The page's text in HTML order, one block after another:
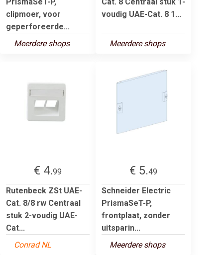
clipmoer, voor
geperforeerde...
Meerdere shops
voudig UAE-Cat. 8 1...
Meerdere shops
€ 4.99
Rutenbeck ZSt UAE-
Cat. 8/8 rw Centraal
stuk 2-voudig UAE-
Cat...
Conrad NL
€ 5.49
Schneider Electric
PrismaSeT-P,
frontplaat, zonder
uitsparin...
Meerdere shops